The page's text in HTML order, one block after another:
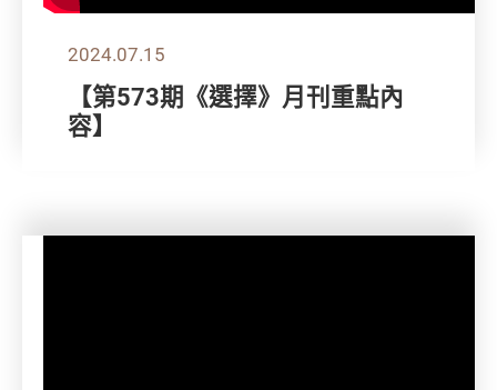
2024.07.15
【第573期《選擇》月刊重點內
容】